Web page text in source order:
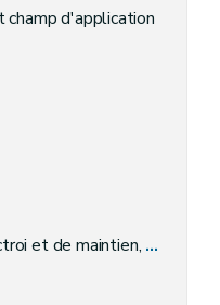
d'application
et d'octroi, modalités de liquidation, de contrôle et sanctions